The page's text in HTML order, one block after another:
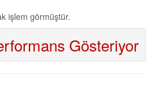
işlem görmüştür.
Gösteriyor